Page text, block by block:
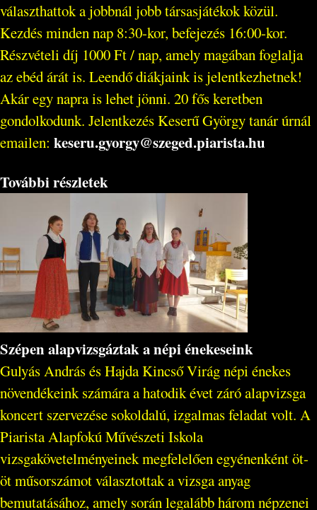
választhattok a jobbnál jobb társasjátékok közül.
Kezdés minden nap 8:30-kor, befejezés 16:00-kor.
Részvételi díj 1000 Ft / nap, amely magában foglalja
az ebéd árát is. Leendő diákjaink is jelentkezhetnek!
Akár egy napra is lehet jönni. 20 fős keretben
gondolkodunk. Jelentkezés Keserű György tanár úrnál
emailen: keseru.gyorgy@szeged.piarista.hu
További részletek
Szépen alapvizsgáztak a népi énekeseink
Gulyás András és Hajda Kincső Virág népi énekes
növendékeink számára a hatodik évet záró alapvizsga
koncert szervezése sokoldalú, izgalmas feladat volt. A
Piarista Alapfokú Művészeti Iskola
vizsgakövetelményeinek megfelelően egyénenként öt-
öt műsorszámot választottak a vizsga anyag
bemutatásához, amely során legalább három népzenei